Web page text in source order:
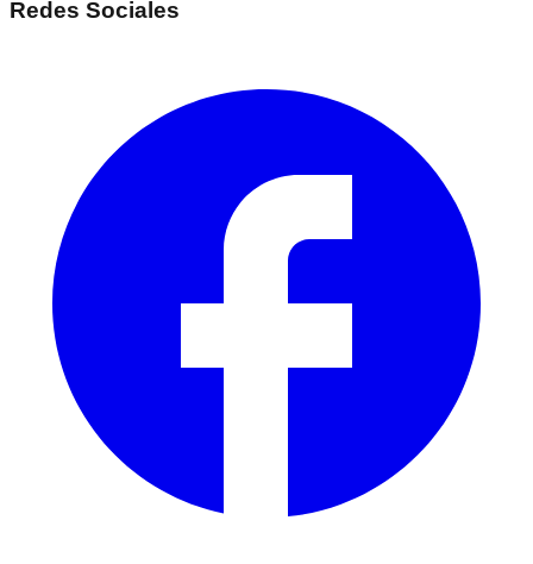
Redes Sociales